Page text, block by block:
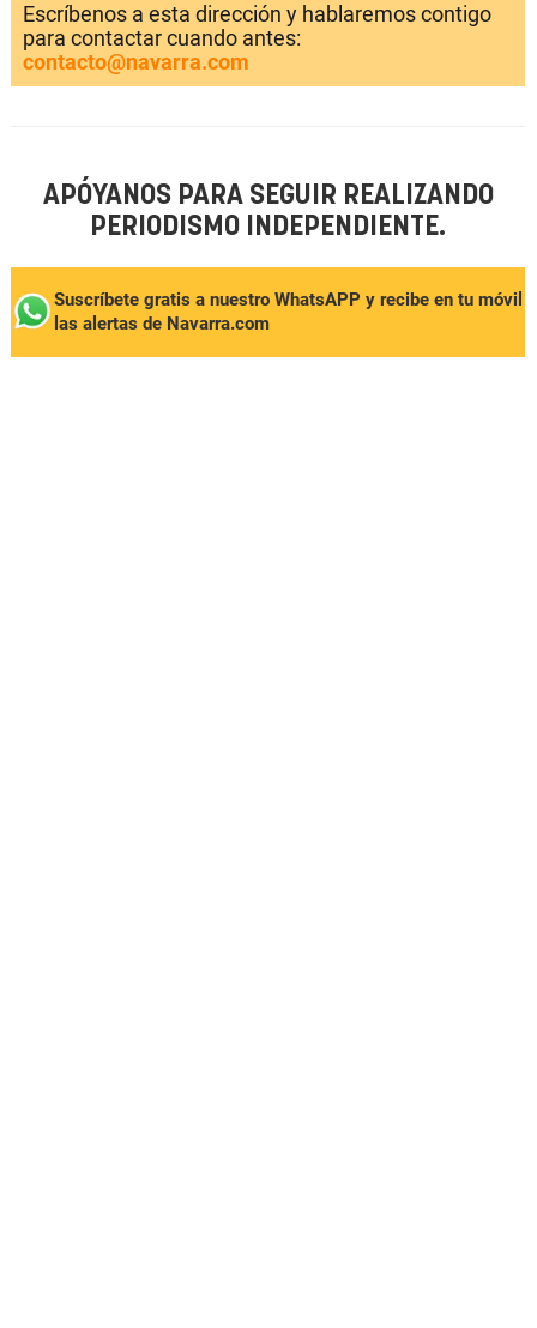
Escríbenos a esta dirección y hablaremos contigo
para contactar cuando antes:
contacto@navarra.com
APÓYANOS PARA SEGUIR REALIZANDO
PERIODISMO INDEPENDIENTE.
Suscríbete gratis a nuestro WhatsAPP y recibe en tu móvil
las alertas de Navarra.com